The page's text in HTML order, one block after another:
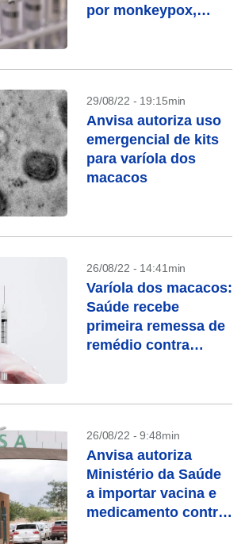
por monkeypox,
29/08/22 - 19:15min
Anvisa autoriza uso
emergencial de kits
para varíola dos
macacos
26/08/22 - 14:41min
Varíola dos macacos:
Saúde recebe
primeira remessa de
remédio contra
26/08/22 - 9:48min
Anvisa autoriza
Ministério da Saúde
a importar vacina e
medicamento contra